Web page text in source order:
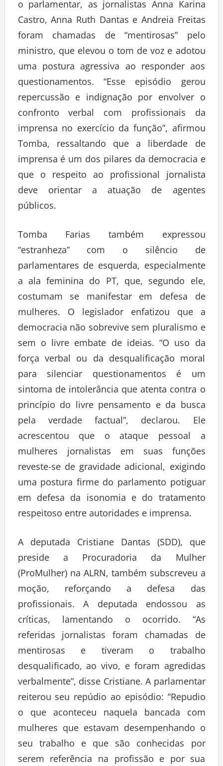
o parlamentar, as jornalistas Anna Karina
Castro, Anna Ruth Dantas e Andreia Freitas
foram chamadas de “mentirosas” pelo
ministro, que elevou o tom de voz e adotou
uma postura agressiva ao responder aos
questionamentos. “Esse episódio gerou
repercussão e indignação por envolver o
confronto verbal com profissionais da
imprensa no exercício da função”, afirmou
Tomba, ressaltando que a liberdade de
imprensa é um dos pilares da democracia e
que o respeito ao profissional jornalista
deve orientar a atuação de agentes
públicos.
Tomba Farias também expressou
“estranheza” com o silêncio de
parlamentares de esquerda, especialmente
a ala feminina do PT, que, segundo ele,
costumam se manifestar em defesa de
mulheres. O legislador enfatizou que a
democracia não sobrevive sem pluralismo e
sem o livre embate de ideias. “O uso da
força verbal ou da desqualificação moral
para silenciar questionamentos é um
sintoma de intolerância que atenta contra o
princípio do livre pensamento e da busca
pela verdade factual”, declarou. Ele
acrescentou que o ataque pessoal a
mulheres jornalistas em suas funções
reveste-se de gravidade adicional, exigindo
uma postura firme do parlamento potiguar
em defesa da isonomia e do tratamento
respeitoso entre autoridades e imprensa.
A deputada Cristiane Dantas (SDD), que
preside a Procuradoria da Mulher
(ProMulher) na ALRN, também subscreveu a
moção, reforçando a defesa das
profissionais. A deputada endossou as
críticas, lamentando o ocorrido. “As
referidas jornalistas foram chamadas de
mentirosas e tiveram o trabalho
desqualificado, ao vivo, e foram agredidas
verbalmente”, disse Cristiane. A parlamentar
reiterou seu repúdio ao episódio: “Repudio
o que aconteceu naquela bancada com
mulheres que estavam desempenhando o
seu trabalho e que são conhecidas por
serem referência na profissão e por sua